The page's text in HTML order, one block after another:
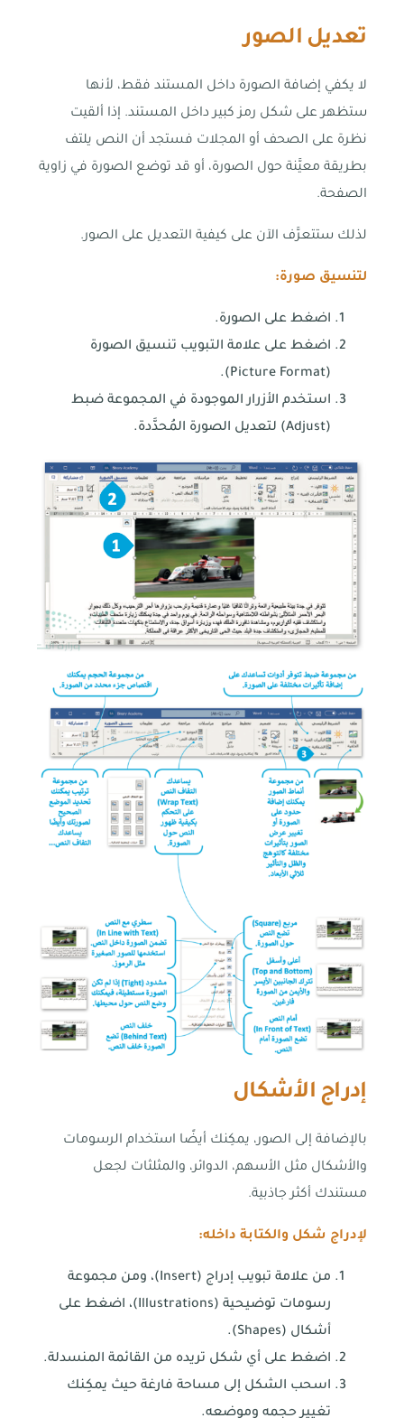
تعديل الصور
لا يكفي إضافة الصورة داخل المستند فقط، لأنها
ستظهر على شكل رمز كبير داخل المستند. إذا ألقيت
نظرة على الصحف أو المجلات فستجد أن النص يلتف
بطريقة معيَّنة حول الصورة، أو قد توضع الصورة في زاوية
الصفحة.
لذلك ستتعرَّف الآن على كيفية التعديل على الصور.
لتنسيق صورة:
اضغط على الصورة.
اضغط على علامة التبويب تنسيق الصورة
(Picture Format).
استخدم الأزرار الموجودة في المجموعة ضبط
(Adjust) لتعديل الصورة المُحدَّدة.
إدراج الأشكال
بالإضافة إلى الصور، يمكِنك أيضًا استخدام الرسومات
والأشكال مثل الأسهم، الدوائر، والمثلثات لجعل
مستندك أكثر جاذبية.
لإدراج شكل والكتابة داخله:
من علامة تبويب إدراج (Insert)، ومن مجموعة
رسومات توضيحية (Illustrations)، اضغط على
أشكال (Shapes).
اضغط على أي شكل تريده من القائمة المنسدلة.
اسحب الشكل إلى مساحة فارغة حيث يمكِنك
تغيير حجمه وموضعه.